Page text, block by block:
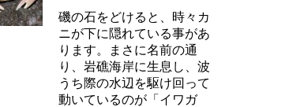
磯の石をどけると、時々カ
ニが下に隠れている事があ
ります。まさに名前の通
り、岩礁海岸に生息し、波
うち際の水辺を駆け回って
動いているのが「イワガ